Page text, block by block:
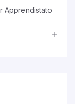
Apprendistato